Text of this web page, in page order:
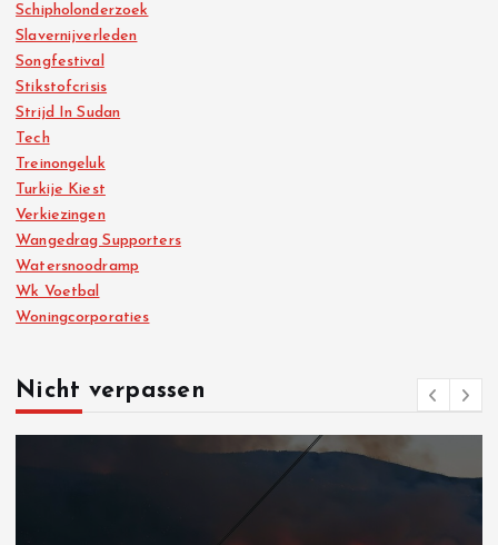
Schipholonderzoek
Slavernijverleden
Songfestival
Stikstofcrisis
Strijd In Sudan
Tech
Treinongeluk
Turkije Kiest
Verkiezingen
Wangedrag Supporters
Watersnoodramp
Wk Voetbal
Woningcorporaties
Nicht verpassen